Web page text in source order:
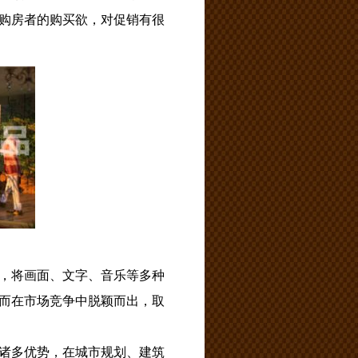
房者的购买欲，对促销有很
将画面、文字、音乐等多种
在市场竞争中脱颖而出，取
多优势，在城市规划、建筑